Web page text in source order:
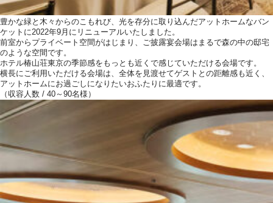
豊かな緑と木々からのこもれび、光を存分に取り込んだアットホームなバン
ケットに2022年9月にリニューアルいたしました。
前室からプライベート空間がはじまり、ご披露宴会場はまるで森の中の邸宅
のような空間です。
ホテル椿山荘東京の季節感をもっとも近くで感じていただける会場です。
横長にご利用いただける会場は、全体を見渡せてゲストとの距離感も近く、
アットホームにお過ごしになりたいおふたりに最適です。
（収容人数 / 40～90名様）